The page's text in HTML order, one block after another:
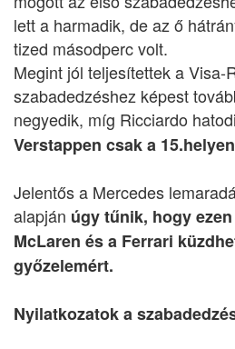
lett a harmadik, de az ő
tized másodperc volt.
Megint jól teljesítettek a Visa-
szabadedzéshez képest
negyedik, míg Ricciardo
Verstappen csak a
Jelentős a Mercedes
alapján úgy tűnik, hogy
McLaren és a Ferrari
győzelemért.
Nyilatkozatok a